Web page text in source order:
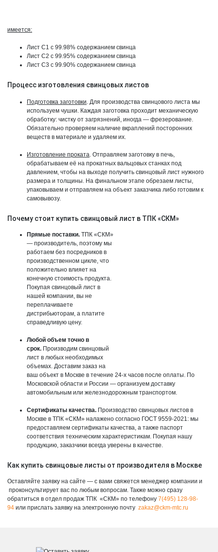
имеется:
Лист С1 с 99.98% содержанием свинца
Лист С2 с 99.95% содержанием свинца
Лист С3 с 99.90% содержанием свинца
Процесс изготовления свинцовых листов
Подготовка заготовки. Для производства свинцового листа мы
используем чушки. Каждая заготовка проходит механическую
обработку: чистку от загрязнений, иногда — фрезерование.
Обязательно проверяем наличие вкраплений посторонних
веществ в материале и удаляем их.
Изготовление проката. Отправляем заготовку в печь,
обрабатываем её на прокатных вальцовых станках под
давлением, чтобы на выходе получить свинцовый лист нужного
размера и толщины. На финальном этапе обрезаем листы,
упаковываем и отправляем на объект заказчика либо готовим к
самовывозу.
Почему стоит купить свинцовый лист в ТПК «СКМ»
Прямые поставки. ТПК «СКМ»
— производитель, поэтому мы
работаем без посредников в
производственном цикле, что
положительно влияет на
конечную стоимость продукта.
Покупая свинцовый лист в
нашей компании, вы не
переплачиваете
дистрибьюторам, а платите
справедливую цену.
Любой объем точно в
срок. Производим свинцовый
лист в любых необходимых
объемах. Доставим заказ на
ваш объект в Москве в течение 24-х часов после оплаты. По
Московской области и России — организуем доставку
автомобильным или железнодорожным транспортом.
Сертификаты качества. Производство свинцовых листов в
Москве в ТПК «СКМ» налажено согласно ГОСТ 9559-2021: мы
предоставляем сертификаты качества, а также паспорт
соответствия техническим характеристикам. Покупая нашу
продукцию, заказчики всегда уверены в качестве.
Как купить свинцовые листы от производителя в Москве
Оставляйте заявку на сайте — с вами свяжется менеджер компании и
проконсультирует вас по любым вопросам. Также можно сразу
обратиться в отдел продаж ТПК «СКМ» по телефону 7(495) 128-98-
94 или прислать заявку на электронную почту zakaz@ckm-mtc.ru